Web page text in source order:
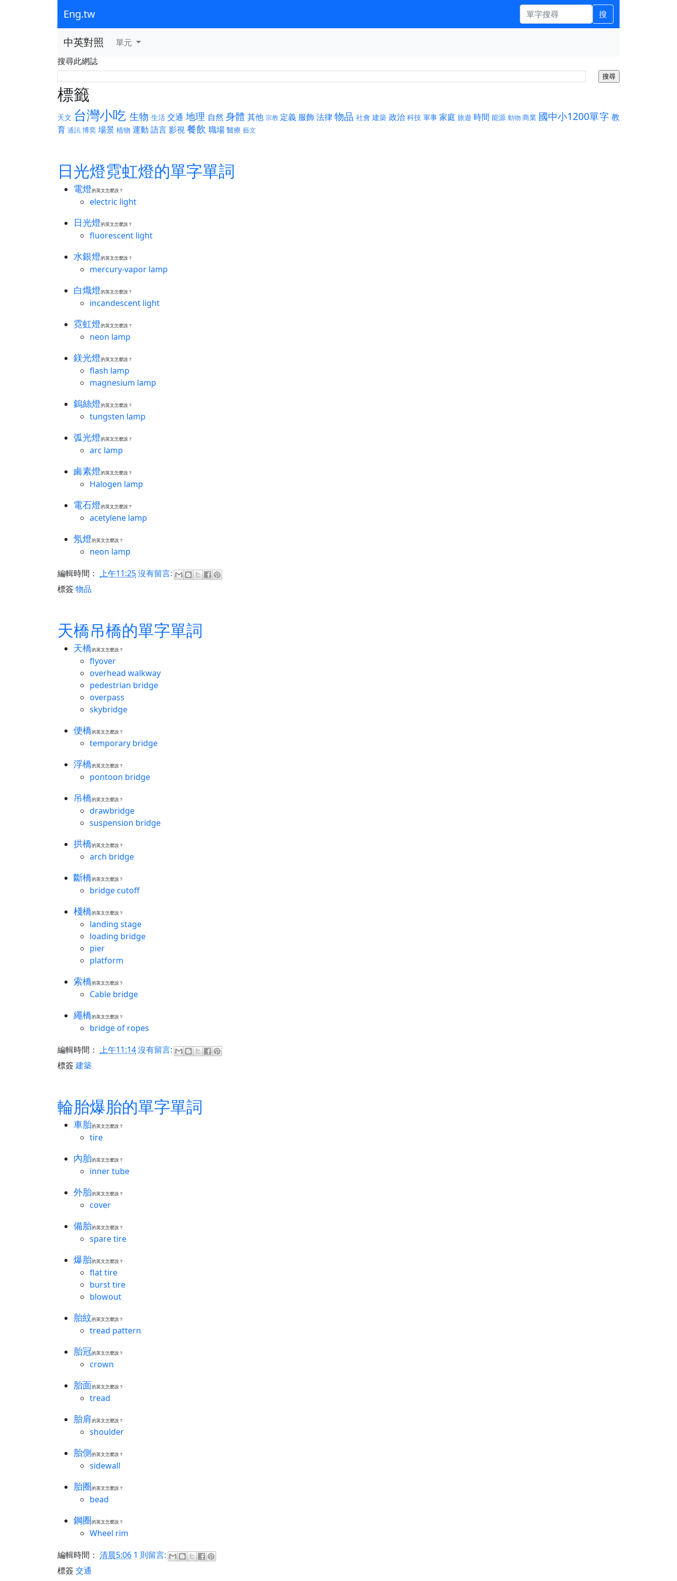
Eng.tw 搜
中英對照
單元
搜尋此網誌
標籤
天文 台灣小吃 生物 生活 交通 地理 自然 身體 其他 宗教 定義 服飾法律物品 社會 建築 政治 科技 軍事 家庭 旅遊 時間 能源 動物 商業 國中小1200單字 教
育 通訊博奕 場景 植物 運動 語言影視餐飲 職場 醫療 藝文
日光燈霓虹燈的單字單詞
電燈的英文怎麼說？
electric light
日光燈的英文怎麼說？
fluorescent light
水銀燈的英文怎麼說？
mercury-vapor lamp
白熾燈的英文怎麼說？
incandescent light
霓虹燈的英文怎麼說？
neon lamp
鎂光燈的英文怎麼說？
flash lamp
magnesium lamp
鎢絲燈的英文怎麼說？
tungsten lamp
弧光燈的英文怎麼說？
arc lamp
鹵素燈的英文怎麼說？
Halogen lamp
電石燈的英文怎麼說？
acetylene lamp
氖燈的英文怎麼說？
neon lamp
編輯時間： 上午11:25沒有留言:
標簽 物品
天橋吊橋的單字單詞
天橋的英文怎麼說？
flyover
overhead walkway
pedestrian bridge
overpass
skybridge
便橋的英文怎麼說？
temporary bridge
浮橋的英文怎麼說？
pontoon bridge
吊橋的英文怎麼說？
drawbridge
suspension bridge
拱橋的英文怎麼說？
arch bridge
斷橋的英文怎麼說？
bridge cutoff
棧橋的英文怎麼說？
landing stage
loading bridge
pier
platform
索橋的英文怎麼說？
‎Cable bridge
繩橋的英文怎麼說？
bridge of ropes
編輯時間： 上午11:14沒有留言:
標簽 建築
輪胎爆胎的單字單詞
車胎的英文怎麼說？
tire
內胎的英文怎麼說？
inner tube
外胎的英文怎麼說？
cover
備胎的英文怎麼說？
spare tire
爆胎的英文怎麼說？
flat tire
burst tire
blowout
胎紋的英文怎麼說？
tread pattern
胎冠的英文怎麼說？
crown
胎面的英文怎麼說？
tread
胎肩的英文怎麼說？
shoulder
胎側的英文怎麼說？
sidewall
胎圈的英文怎麼說？
bead
鋼圈的英文怎麼說？
Wheel rim
編輯時間： 清晨5:06 1 則留言:
標簽 交通